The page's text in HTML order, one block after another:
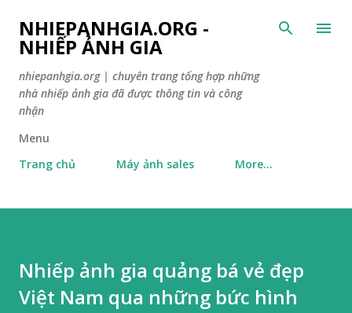
Skip to main content
NHIEPANHGIA.ORG -
NHIẾP ẢNH GIA
nhiepanhgia.org | chuyên trang tổng hợp những
nhà nhiếp ảnh gia đã được thông tin và công
nhận
Menu
Trang chủ
Máy ảnh sales More…
Nhiếp ảnh gia quảng bá vẻ đẹp
Việt Nam qua những bức hình